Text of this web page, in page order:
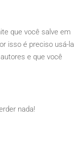
que você salve em
isso é preciso usá-la
e que você
nada!